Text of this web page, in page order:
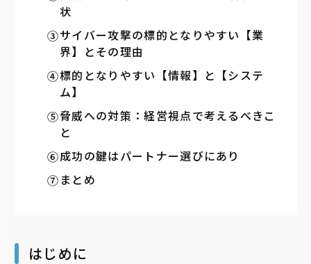
状
サイバー攻撃の標的となりやすい【業
界】とその理由
標的となりやすい【情報】と【システ
ム】
脅威への対策：経営視点で考えるべきこ
と
成功の鍵はパートナー選びにあり
まとめ
はじめに